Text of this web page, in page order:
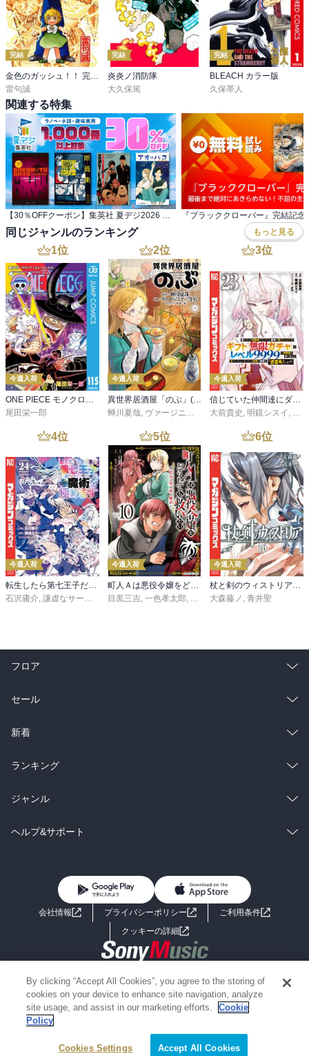
完結
金色のガッシュ！！ 完全版
雷句誠
完結
炎炎ノ消防隊
大久保篤
完結
BLEACH カラー版
久保帯人
関連する特集
【30％OFFクーポン】集英社 夏デジ2026 ラノベ・小説・趣味実用 1,000冊以上対象
同じジャンルのランキング もっと見る
1位
今週入荷
尾田栄一郎
2位
今週入荷
蝉川夏哉 ヴァージニア二等兵 ,転
3位
今週入荷
大前貴史 明鏡シスイ
4位
今週入荷
転生したら第七王子だったので、気ままに魔術を極めます（２４）
石沢庸介, 謙虚なサークル メル。
5位
今週入荷
町人Ａは悪役令嬢をどうしても救いたい ～どぶと空と氷の姫君～１０【電子書店共通特典イラスト付】
目黒三吉, 一色孝太郎, Parum
6位
今週入荷
杖と剣のウィストリア（１６）
大森藤ノ , 青井聖
フロア
総合
ラノベ
雑誌・グラビア
BL・TL
セール
総合
ラノベ
雑誌・グラビア
BL・TL
新着
総合
ラノベ
雑誌・グラビア
ランキング
総合
ラノベ
ジャンル
コミック
ライトノベル 男子向けラノベ
小説
海外小説
ミステリー SF
歴史・時代小説
グラビア写真集
ヘルプ&サポート
よくあるご質問 お問い合わせ
会社情報 プライバシーポリシー
ご利用条件
クッキーの詳細
Copyright 2017 - 2026 Sony Music Entertainment(Japan) Inc.
Information on the site is for the Japan domestic market only
powered by
By clicking “Accept All Cookies”, you agree to the storing of
cookies on your device to enhance site navigation, analyze
site usage, and assist in our marketing efforts.
Cookie
Policy
Cookies Settings Accept All Cookies